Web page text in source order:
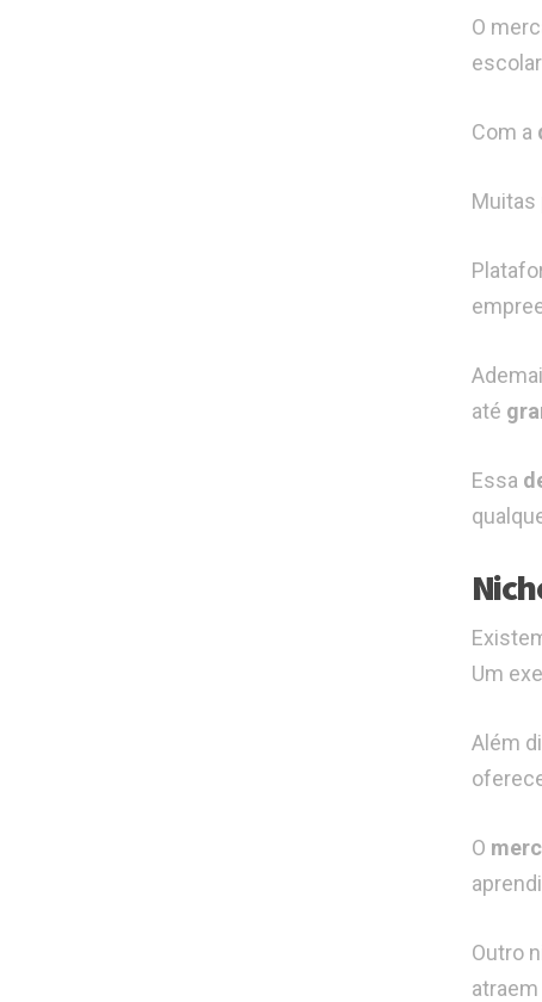
O
Com a
Muitas
até
Essa
Um
Além
O
Outro